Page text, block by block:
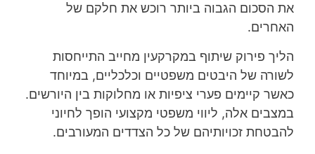
את הסכום הגבוה ביותר רוכש את חלקם של
האחרים.
הליך פירוק שיתוף במקרקעין מחייב התייחסות
לשורה של היבטים משפטיים וכלכליים, במיוחד
כאשר קיימים פערי ציפיות או מחלוקות בין היורשים.
במצבים אלה, ליווי משפטי מקצועי הופך לחיוני
להבטחת זכויותיהם של כל הצדדים המעורבים.